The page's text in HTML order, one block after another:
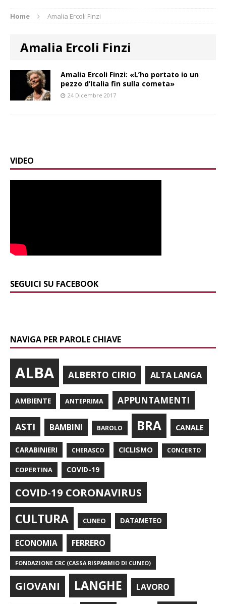
Home Amalia Ercoli Finzi
Amalia Ercoli Finzi
Amalia Ercoli Finzi: «L’ho portato io un
pezzo d’Italia fin sulla cometa»
24 Dicembre 2017
VIDEO
SEGUICI SU FACEBOOK
NAVIGA PER PAROLE CHIAVE
ALBA ALBERTO CIRIO ALTA LANGA
AMBIENTE ANTEPRIMA APPUNTAMENTI
ASTI BAMBINI BAROLO BRA CANALE
CARABINIERI CHERASCO CICLISMO CONCERTO
COPERTINA COVID-19
COVID-19 CORONAVIRUS
CULTURA CUNEO DATAMETEO
ECONOMIA FERRERO
FONDAZIONE CRC (CASSA RISPARMIO DI CUNEO)
GIOVANI LANGHE LAVORO